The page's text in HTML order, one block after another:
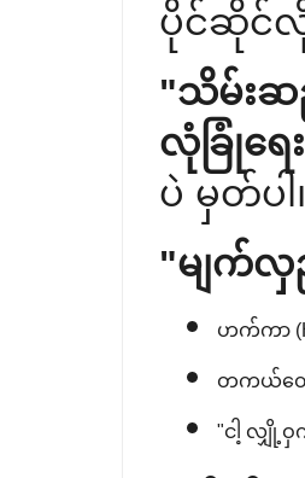
ပိုင်ဆိုင်လို
"သိမ်း
လုံခြုံရ
ပဲ မှတ်ပါ
"မျက်လှ
ဟက်ကာ
တကယ်တော့
"ငါ့ လျှို့ဝှ